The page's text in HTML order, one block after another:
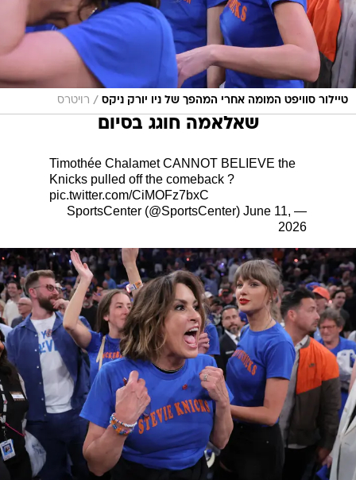
טיילור סוויפט המומה אחרי המהפך של ניו יורק ניקס / רויטרס
שאלאמה חוגג בסיום
Timothée Chalamet CANNOT BELIEVE the
Knicks pulled off the comeback ?
pic.twitter.com/CiMOFz7bxC
— SportsCenter (@SportsCenter)
June 11,
2026